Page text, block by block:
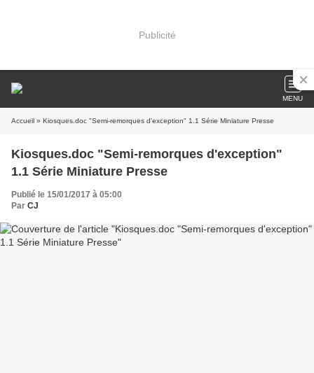
Publicité
MENU
Accueil » Kiosques.doc "Semi-remorques d'exception" 1.1 Série Miniature Presse
Kiosques.doc "Semi-remorques d'exception"
1.1 Série Miniature Presse
Publié le 15/01/2017 à 05:00
Par CJ